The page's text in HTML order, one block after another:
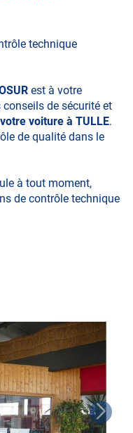
technique
est à votre
de sécurité et
voiture à TULLE.
de qualité dans le
à tout moment,
de contrôle technique
électriques
GPL/Gaz*
scooter, mobylette, 3
permis)